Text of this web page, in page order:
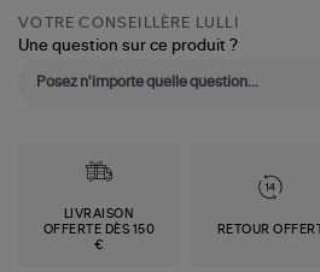
VOTRE CONSEILLÈRE LULLI
Une question sur ce produit ?
LIVRAISON
OFFERTE DÈS 150
€
RETOUR OFFERT